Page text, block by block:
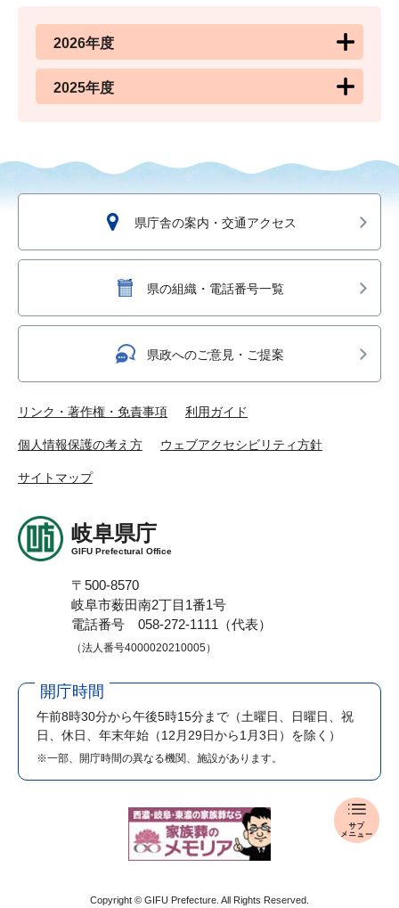
報
道
2026年度
2025年度
県庁舎の案内・交通アクセス
県の組織・電話番号一覧
県政へのご意見・ご提案
リンク・著作権・免責事項 利用ガイド
個人情報保護の考え方 ウェブアクセシビリティ方針
サイトマップ
岐阜県庁
GIFU Prefectural Office
〒500-8570
岐阜市薮田南2丁目1番1号
電話番号 058-272-1111（代表）
（法人番号4000020210005）
開庁時間
午前8時30分から午後5時15分まで （土曜日、日曜日、祝
日、休日、年末年始（12月29日から1月3日）を除く）
※一部、開庁時間の異なる機関、施設があります。
Copyright © GIFU Prefecture. All Rights Reserved.